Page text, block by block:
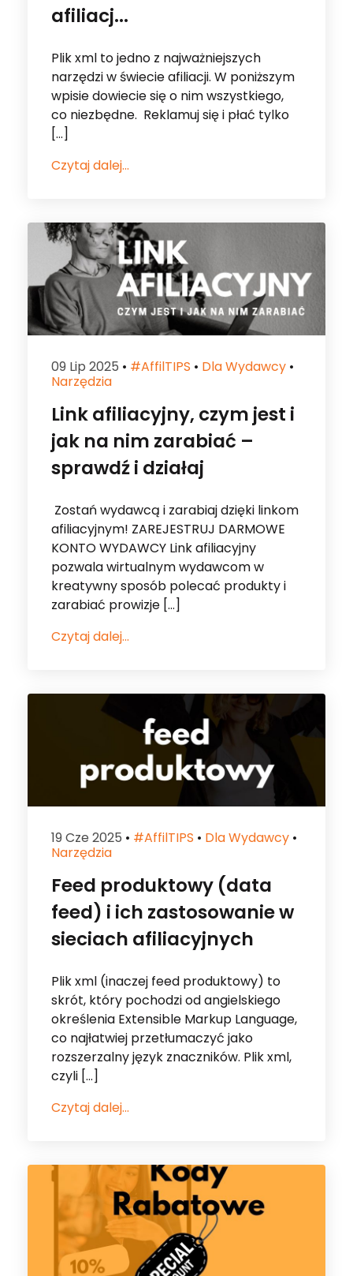
afiliacj...
Plik xml to jedno z najważniejszych
narzędzi w świecie afiliacji. W poniższym
wpisie dowiecie się o nim wszystkiego,
co niezbędne. Reklamuj się i płać tylko
[…]
Czytaj dalej...
09 Lip 2025 • #affilTIPS • Dla Wydawcy •
Narzędzia
Link afiliacyjny, czym jest i
jak na nim zarabiać –
sprawdź i działaj
Zostań wydawcą i zarabiaj dzięki linkom
afiliacyjnym! ZAREJESTRUJ DARMOWE
KONTO WYDAWCY Link afiliacyjny
pozwala wirtualnym wydawcom w
kreatywny sposób polecać produkty i
zarabiać prowizje […]
Czytaj dalej...
19 Cze 2025 • #affilTIPS • Dla Wydawcy •
Narzędzia
Feed produktowy (data
feed) i ich zastosowanie w
sieciach afiliacyjnych
Plik xml (inaczej feed produktowy) to
skrót, który pochodzi od angielskiego
określenia Extensible Markup Language,
co najłatwiej przetłumaczyć jako
rozszerzalny język znaczników. Plik xml,
czyli […]
Czytaj dalej...